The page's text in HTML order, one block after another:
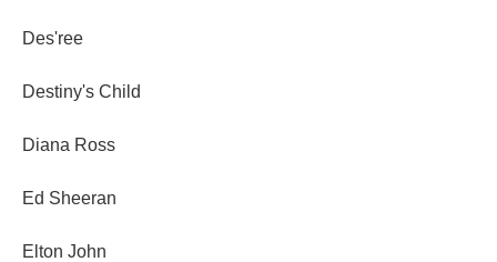
Des'ree
Destiny's Child
Diana Ross
Ed Sheeran
Elton John